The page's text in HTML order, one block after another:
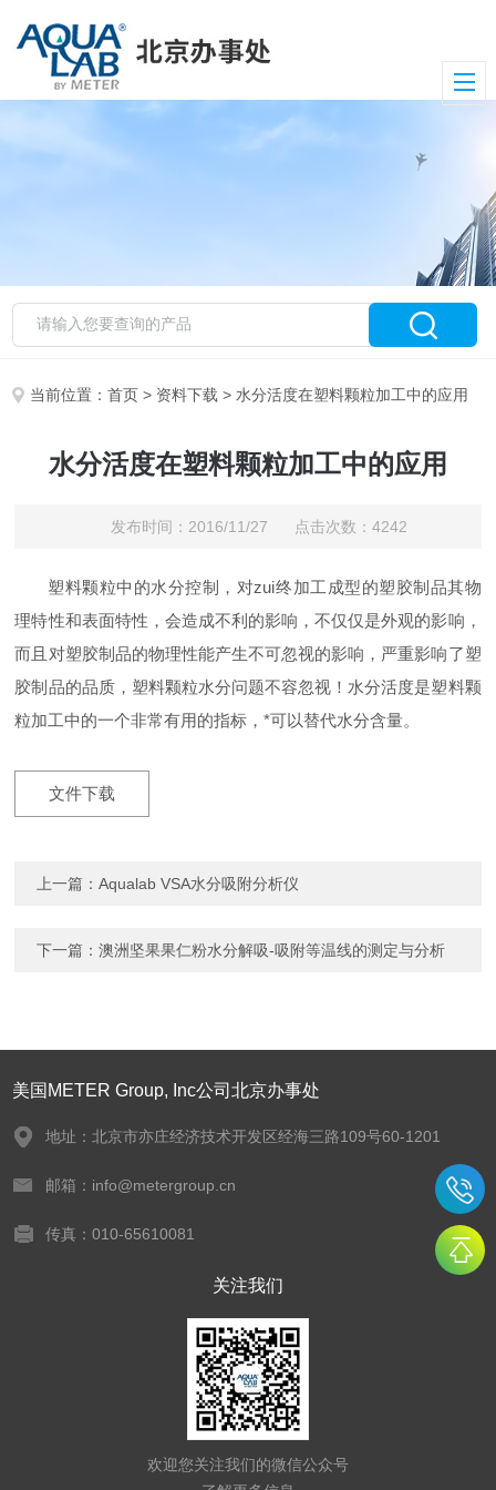
当前位置：首页 > 资料下载 > 水分活度在塑料颗粒加工中的应用
水分活度在塑料颗粒加工中的应用
发布时间：2016/11/27 点击次数：4242
塑料颗粒中的水分控制，对zui终加工成型的塑胶制品其物
理特性和表面特性，会造成不利的影响，不仅仅是外观的影响，
而且对塑胶制品的物理性能产生不可忽视的影响，严重影响了塑
胶制品的品质，塑料颗粒水分问题不容忽视！水分活度是塑料颗
粒加工中的一个非常有用的指标，*可以替代水分含量。
文件下载
上一篇：Aqualab VSA水分吸附分析仪
下一篇：澳洲坚果果仁粉水分解吸-吸附等温线的测定与分析
美国METER Group, Inc公司北京办事处
地址：北京市亦庄经济技术开发区经海三路109号60-1201
邮箱：info@metergroup.cn
传真：010-65610081
关注我们
欢迎您关注我们的微信公众号